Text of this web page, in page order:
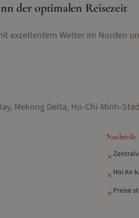
der optimalen Reisezeit
exzellentem Wetter im Norden
Mekong Delta, Ho-Chi-Minh-
Nachteile
✗
✗ Hoi An
✗ Preise